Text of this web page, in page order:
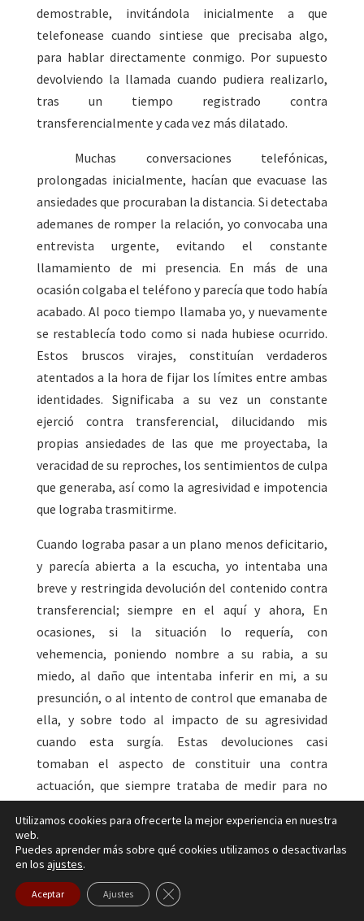
demostrable, invitándola inicialmente a que
telefonease cuando sintiese que precisaba algo,
para hablar directamente conmigo. Por supuesto
devolviendo la llamada cuando pudiera realizarlo,
tras un tiempo registrado contra
transferencialmente y cada vez más dilatado.
Muchas conversaciones telefónicas,
prolongadas inicialmente, hacían que evacuase las
ansiedades que procuraban la distancia. Si detectaba
ademanes de romper la relación, yo convocaba una
entrevista urgente, evitando el constante
llamamiento de mi presencia. En más de una
ocasión colgaba el teléfono y parecía que todo había
acabado. Al poco tiempo llamaba yo, y nuevamente
se restablecía todo como si nada hubiese ocurrido.
Estos bruscos virajes, constituían verdaderos
atentados a la hora de fijar los límites entre ambas
identidades. Significaba a su vez un constante
ejerció contra transferencial, dilucidando mis
propias ansiedades de las que me proyectaba, la
veracidad de su reproches, los sentimientos de culpa
que generaba, así como la agresividad e impotencia
que lograba trasmitirme.
Cuando lograba pasar a un plano menos deficitario,
y parecía abierta a la escucha, yo intentaba una
breve y restringida devolución del contenido contra
transferencial; siempre en el aquí y ahora, En
ocasiones, si la situación lo requería, con
vehemencia, poniendo nombre a su rabia, a su
miedo, al daño que intentaba inferir en mi, a su
presunción, o al intento de control que emanaba de
ella, y sobre todo al impacto de su agresividad
cuando esta surgía. Estas devoluciones casi
tomaban el aspecto de constituir una contra
actuación, que siempre trataba de medir para no
actuaciones y contractuaciones, dentro del marco
que se intentaba construir, midiendo contra
transferencialmente los límites hasta donde podía
llegarse. Paradójicamente, esto lograba en casi
Utilizamos cookies para ofrecerte la mejor experiencia en nuestra
web.
Puedes aprender más sobre qué cookies utilizamos o desactivarlas
en los ajustes.
Aceptar Ajustes Cerrar el banner de cookies RGPD